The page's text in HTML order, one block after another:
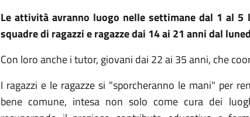
Le attività avranno luogo nelle settimane dal 1 al
squadre di ragazzi e ragazze dai 14 ai 21 anni dal
Con loro anche i tutor, giovani dai 22 ai 35 anni, che
I ragazzi e le ragazze si "sporcheranno le mani" per
bene comune, intesa non solo come cura dei